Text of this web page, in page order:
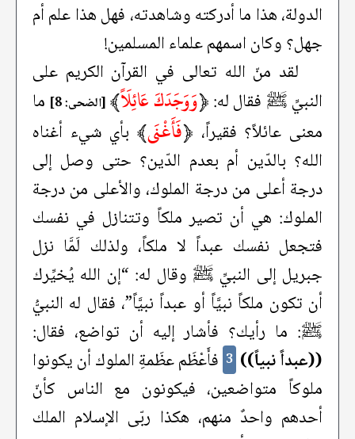
الدولة، هذا ما أدركته وشاهدته، فهل هذا علم أم
جهل؟ وكان اسمهم علماء المسلمين!
لقد منّ الله تعالى في القرآن الكريم على
النبيِّ ﷺ فقال له:﴿وَوَجَدَكَ عَائِلَاً﴾ [الضحى: 8]
ما
معنى عائلاً؟ فقيراً، ﴿فَأَغْنَى﴾ بأي شيء أغناه
الله؟ بالدّين أم بعدم الدّين؟ حتى وصل إلى
درجة أعلى من درجة الملوك، والأعلى من درجة
الملوك: هي أن تصير ملكاً وتتنازل في نفسك
فتجعل نفسك عبداً لا ملكاً، ولذلك لَمَّا نزل
جبريل إلى النبيِّ ﷺ وقال له: “إن الله يُخيِّرك
أن تكون ملكاً نبيَّاً أو عبداً نبيَّاً”، فقال له النبيُّ
ﷺ: ما رأيك؟ فأشار إليه أن تواضع، فقال:
((عبداً نبياً)) 3 فأَعْظَم عظَمةِ الملوك أن يكونوا
ملوكاً متواضعين، فيكونون مع الناس كأنّ
أحدهم واحدٌ منهم، هكذا ربّى الإسلام الملك